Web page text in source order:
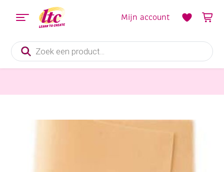
Producten
zoeken
Mijn account